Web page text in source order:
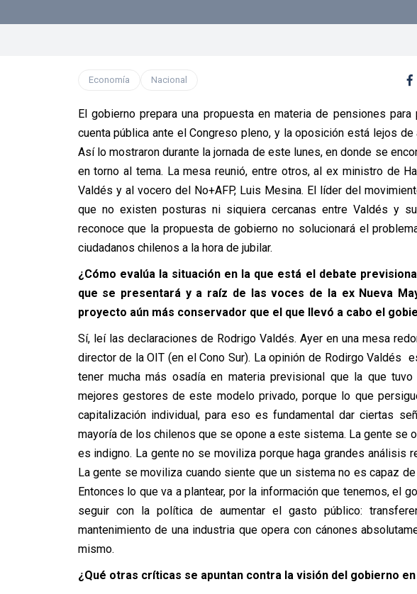
Economía Nacional
El gobierno prepara una propuesta en materia de pensiones
cuenta pública ante el Congreso pleno, y la oposición está lejos de
Así lo mostraron durante la jornada de este lunes, en donde se
en torno al tema. La mesa reunió, entre otros, al ex ministro de
Valdés y al vocero del No+AFP, Luis Mesina. El líder del
que no existen posturas ni siquiera cercanas entre Valdés y
reconoce que la propuesta de gobierno no solucionará el
ciudadanos chilenos a la hora de jubilar.
¿Cómo evalúa la situación en la que está el debate
que se presentará y a raíz de las voces de la ex Nueva
proyecto aún más conservador que el que llevó a cabo el
Sí, leí las declaraciones de Rodrigo Valdés. Ayer en una mesa
director de la OIT (en el Cono Sur). La opinión de Rodirgo Valdés
tener mucha más osadía en materia previsional que la que
mejores gestores de este modelo privado, porque lo que
capitalización individual, para eso es fundamental dar ciertas
mayoría de los chilenos que se opone a este sistema. La gente se
es indigno. La gente no se moviliza porque haga grandes análisis
La gente se moviliza cuando siente que un sistema no es capaz
Entonces lo que va a plantear, por la información que tenemos, el
seguir con la política de aumentar el gasto público:
mantenimiento de una industria que opera con cánones
mismo.
¿Qué otras críticas se apuntan contra la visión del gobierno